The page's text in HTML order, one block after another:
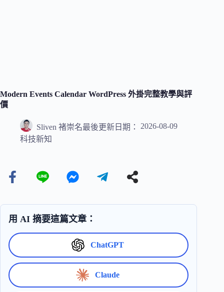
Modern Events Calendar WordPress 外掛完整教學與評
價
Sliven 褚崇名最後更新日期：
2026-08-09
科技新知
用 AI 摘要這篇文章：
ChatGPT
Claude